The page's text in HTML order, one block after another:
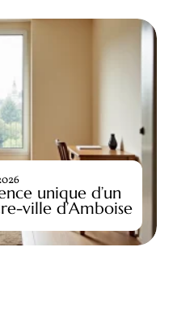
unique d’un
ville d’Amboise